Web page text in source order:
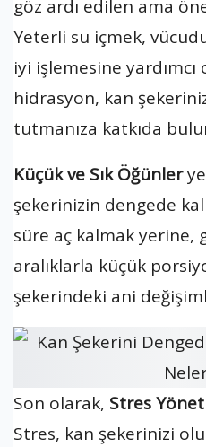
göz ardı edilen ama
Yeterli su içmek,
iyi işlemesine
hidrasyon, kan
tutmanıza katkıda
Küçük ve Sık Öğünler
şekerinizin dengede
süre aç kalmak yerine,
aralıklarla küçük
şekerindeki ani
Son olarak, Stres
Stres, kan şekerinizi